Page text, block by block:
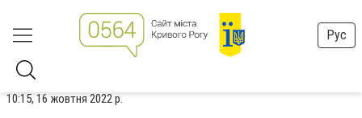
Рус
10:15, 16 жовтня 2022 р.